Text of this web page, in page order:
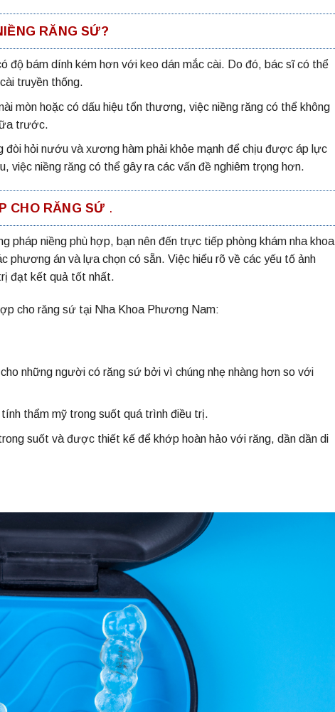
RĂNG SỨ?
độ bám dính kém hơn với keo dán mắc cài. Do đó, bác sĩ có thể
truyền thống.
mòn hoặc có dấu hiệu tổn thương, việc niềng răng có thể không
trước.
hỏi nướu và xương hàm phải khỏe mạnh để chịu được áp lực
việc niềng răng có thể gây ra các vấn đề nghiêm trọng hơn.
CHO RĂNG SỨ .
pháp niềng phù hợp, bạn nên đến trực tiếp phòng khám nha khoa
án và lựa chọn có sẵn. Việc hiểu rõ về các yếu tố ảnh
đạt kết quả tốt nhất.
cho răng sứ tại Nha Khoa Phương Nam:
những người có răng sứ bởi vì chúng nhẹ nhàng hơn so với
thẩm mỹ trong suốt quá trình điều trị.
suốt và được thiết kế để khớp hoàn hảo với răng, dần dần di